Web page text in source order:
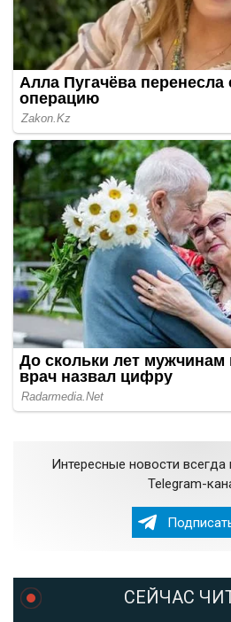
Интересные новости
Telegram-
СЕЙЧАС